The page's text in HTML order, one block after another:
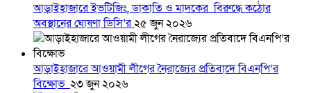
আড়াইহাজারে ইভটিজিং, ডাকাতি ও মাদকের বিরুদ্ধে কঠোর
অবস্থানের ঘোষণা ডিসি’র২৫ জুন ২০২৬
আড়াইহাজারে আওয়ামী লীগের নৈরাজ্যের প্রতিবাদে বিএনপি’র
বিক্ষোভ ২৩ জুন ২০২৬